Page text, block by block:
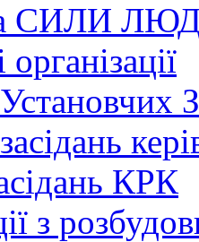
СИЛИ
КРК
з